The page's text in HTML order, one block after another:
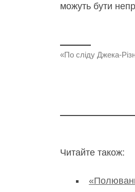
можуть бути
«По сліду Джека-
Читайте також: